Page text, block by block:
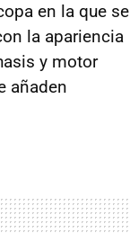
en la que se
la apariencia
y motor
añaden